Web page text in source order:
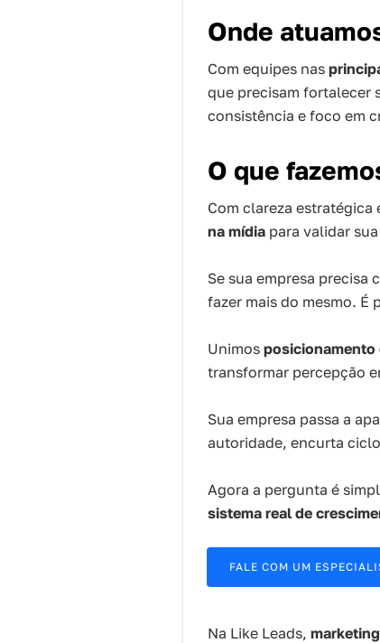
Onde
Com equipes nas
que precisam fortalecer
consistência e foco em
O que
Com clareza
na mídia para validar
Se sua empresa precisa
fazer mais do mesmo. É
Unimos posicionamento
transformar percepção
Sua empresa passa a
autoridade, encurta
Agora a pergunta é
sistema real de
FALE COM UM
Na Like Leads, marketing